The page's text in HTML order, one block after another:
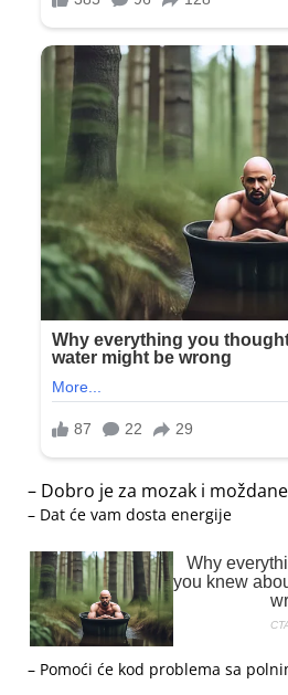
– Dobro je za mozak i
– Dat će vam dosta energije
– Pomoći će kod problema sa